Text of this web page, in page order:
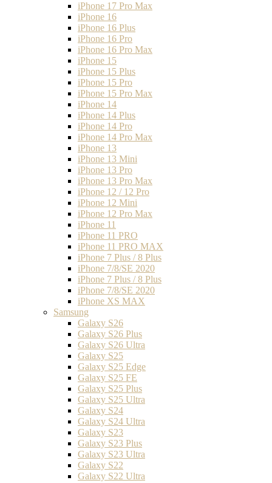
iPhone 17 Pro Max
iPhone 16
iPhone 16 Plus
iPhone 16 Pro
iPhone 16 Pro Max
iPhone 15
iPhone 15 Plus
iPhone 15 Pro
iPhone 15 Pro Max
iPhone 14
iPhone 14 Plus
iPhone 14 Pro
iPhone 14 Pro Max
iPhone 13
iPhone 13 Mini
iPhone 13 Pro
iPhone 13 Pro Max
iPhone 12 / 12 Pro
iPhone 12 Mini
iPhone 12 Pro Max
iPhone 11
iPhone 11 PRO
iPhone 11 PRO MAX
iPhone 7 Plus / 8 Plus
iPhone 7/8/SE 2020
iPhone 7 Plus / 8 Plus
iPhone 7/8/SE 2020
iPhone XS MAX
Samsung
Galaxy S26
Galaxy S26 Plus
Galaxy S26 Ultra
Galaxy S25
Galaxy S25 Edge
Galaxy S25 FE
Galaxy S25 Plus
Galaxy S25 Ultra
Galaxy S24
Galaxy S24 Ultra
Galaxy S23
Galaxy S23 Plus
Galaxy S23 Ultra
Galaxy S22
Galaxy S22 Ultra